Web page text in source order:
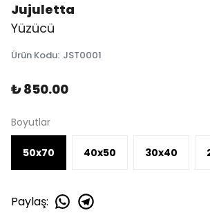
Jujuletta
Yüzücü
Ürün Kodu: JST0001
₺ 850.00
Boyutlar
50x70 40x50 30x40
Paylaş: